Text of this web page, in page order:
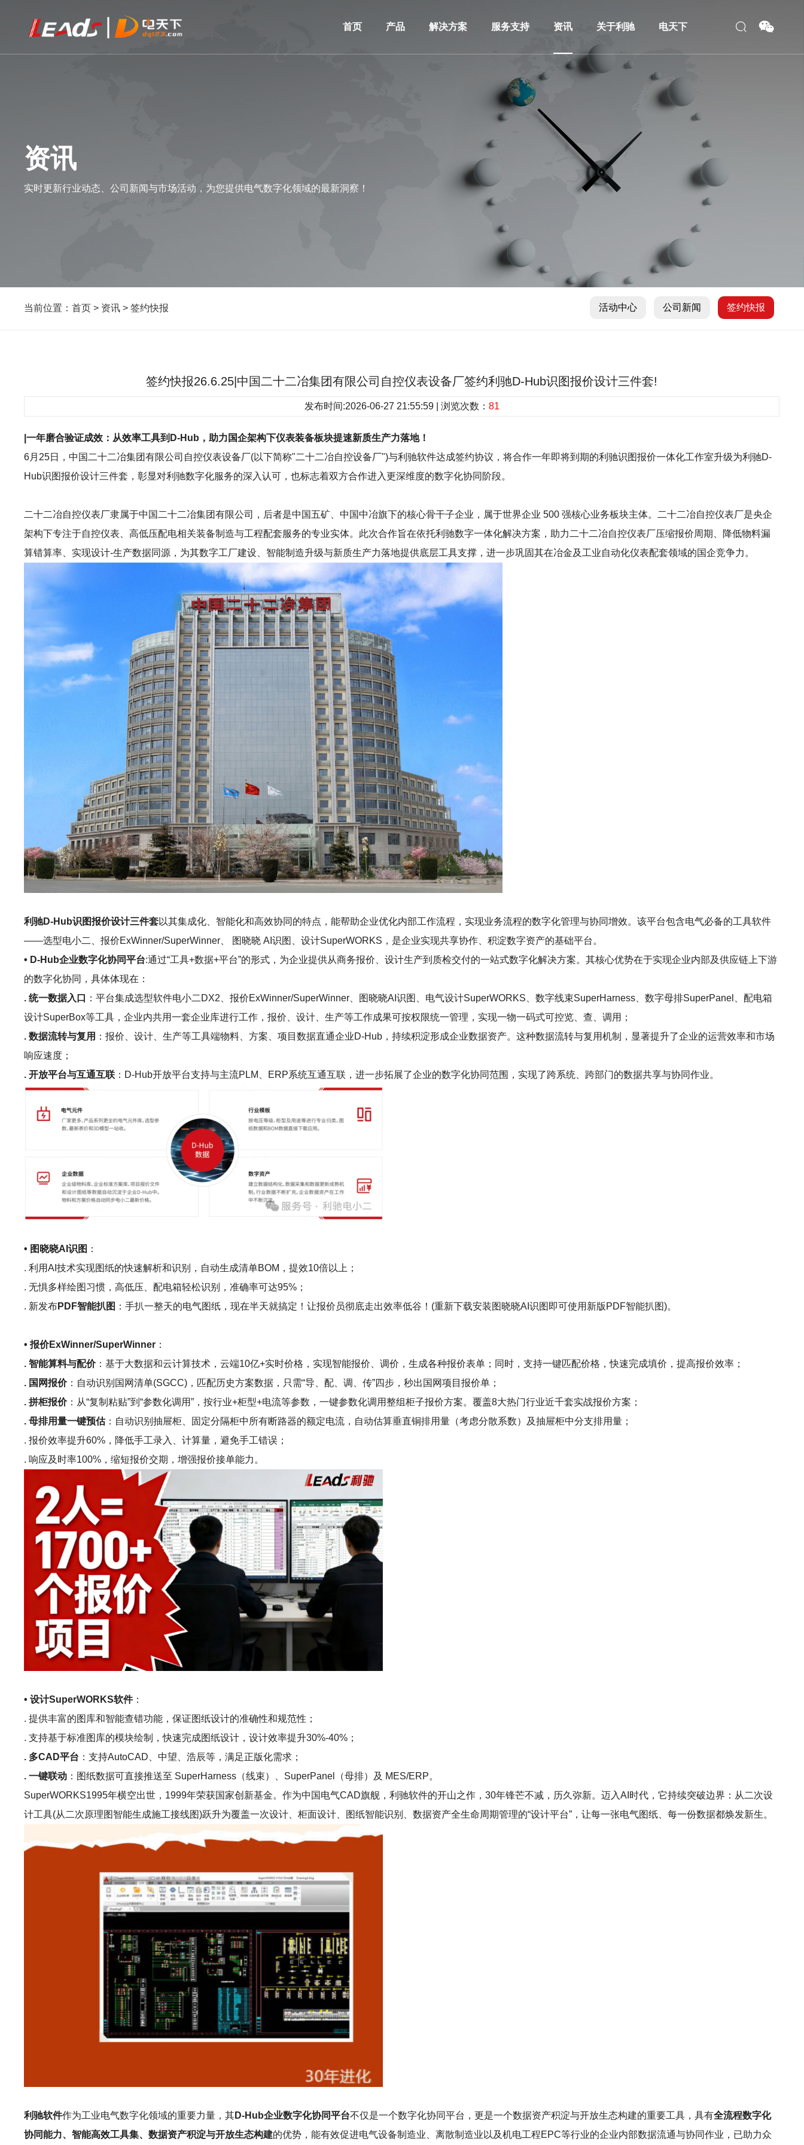
首页 产品 解决方案 服务支持 资讯 关于利驰 电天下
资讯
实时更新行业动态、公司新闻与市场活动，为您提供电气数字化领域的最新洞察！
当前位置：首页 > 资讯 >签约快报 活动中心 公司新闻 签约快报
签约快报26.6.25|中国二十二冶集团有限公司自控仪表设备厂签约利驰D-Hub识图报价设计三件套!
发布时间:2026-06-27 21:55:59 | 浏览次数： 81
|一年磨合验证成效：从效率工具到D-Hub，助力国企架构下仪表装备板块提速新质生产力落地！
6月25日，中国二十二冶集团有限公司自控仪表设备厂(以下简称"二十二冶自控设备厂")与利驰软件达成签约协议，将合作一年即将到期的利驰识图报价一体化工作室升级为利驰D-
Hub识图报价设计三件套，彰显对利驰数字化服务的深入认可，也标志着双方合作进入更深维度的数字化协同阶段。
二十二冶自控仪表厂隶属于中国二十二冶集团有限公司，后者是中国五矿、中国中冶旗下的核心骨干子企业，属于世界企业 500 强核心业务板块主体。二十二冶自控仪表厂是央企
架构下专注于自控仪表、高低压配电相关装备制造与工程配套服务的专业实体。此次合作旨在依托利驰数字一体化解决方案，助力二十二冶自控仪表厂压缩报价周期、降低物料漏
算错算率、实现设计-生产数据同源，为其数字工厂建设、智能制造升级与新质生产力落地提供底层工具支撑，进一步巩固其在冶金及工业自动化仪表配套领域的国企竞争力。
利驰D-Hub识图报价设计三件套以其集成化、智能化和高效协同的特点，能帮助企业优化内部工作流程，实现业务流程的数字化管理与协同增效。该平台包含电气必备的工具软件
——选型电小二、报价ExWinner/SuperWinner、 图晓晓 AI识图、设计SuperWORKS，是企业实现共享协作、积淀数字资产的基础平台。
• D-Hub企业数字化协同平台:通过“工具+数据+平台”的形式，为企业提供从商务报价、设计生产到质检交付的一站式数字化解决方案。其核心优势在于实现企业内部及供应链上下游
的数字化协同，具体体现在：
. 统一数据入口
：平台集成选型软件电小二DX2、报价ExWinner/SuperWinner、图晓晓AI识图、电气设计SuperWORKS、数字线束SuperHarness、数字母排SuperPanel、配电箱
设计SuperBox等工具，企业内共用一套企业库进行工作，报价、设计、生产等工作成果可按权限统一管理，实现一物一码式可控览、查、调用；
. 数据流转与复用 ：报价、设计、生产等工具端物料、方案、项目数据直通企业D-Hub，持续积淀形成企业数据资产。这种数据流转与复用机制，显著提升了企业的运营效率和市场
响应速度；
. 开放平台与互通互联 ：D-Hub开放平台支持与主流PLM、ERP系统互通互联，进一步拓展了企业的数字化协同范围，实现了跨系统、跨部门的数据共享与协同作业。
• 图晓晓AI识图 ：
. 利用AI技术实现图纸的快速解析和识别，自动生成清单BOM，提效10倍以上；
. 无惧多样绘图习惯，高低压、配电箱轻松识别，准确率可达95%；
. 新发布PDF智能扒图 ：手扒一整天的电气图纸，现在半天就搞定！让报价员彻底走出效率低谷！(重新下载安装图晓晓AI识图即可使用新版PDF智能扒图)。
• 报价ExWinner/SuperWinner ：
. 智能算料与配价：基于大数据和云计算技术，云端10亿+实时价格，实现智能报价、调价，生成各种报价表单；同时，支持一键匹配价格，快速完成填价，提高报价效率；
. 国网报价：自动识别国网清单(SGCC)，匹配历史方案数据，只需“导、配、调、传”四步，秒出国网项目报价单；
. 拼柜报价：从“复制粘贴”到“参数化调用”，按行业+柜型+电流等参数，一键参数化调用整组柜子报价方案。覆盖8大热门行业近千套实战报价方案；
. 母排用量一键预估：自动识别抽屉柜、固定分隔柜中所有断路器的额定电流，自动估算垂直铜排用量（考虑分散系数）及抽屉柜中分支排用量；
. 报价效率提升60%，降低手工录入、计算量，避免手工错误；
. 响应及时率100%，缩短报价交期，增强报价接单能力。
• 设计SuperWORKS软件：
. 提供丰富的图库和智能查错功能，保证图纸设计的准确性和规范性；
. 支持基于标准图库的模块绘制，快速完成图纸设计，设计效率提升30%-40%；
. 多CAD平台 ：支持AutoCAD、中望、浩辰等，满足正版化需求；
. 一键联动 ：图纸数据可直接推送至 SuperHarness（线束）、SuperPanel（母排）及 MES/ERP。
SuperWORKS1995年横空出世，1999年荣获国家创新基金。作为中国电气CAD旗舰，利驰软件的开山之作，30年锋芒不减，历久弥新。迈入AI时代，它持续突破边界：从二次设
计工具(从二次原理图智能生成施工接线图)跃升为覆盖一次设计、柜面设计、图纸智能识别、数据资产全生命周期管理的“设计平台”，让每一张电气图纸、每一份数据都焕发新生。
利驰软件作为工业电气数字化领域的重要力量，其D-Hub企业数字化协同平台不仅是一个数字化协同平台，更是一个数据资产积淀与开放生态构建的重要工具，具有全流程数字化
协同能力、智能高效工具集、数据资产积淀与开放生态构建的优势，能有效促进电气设备制造业、离散制造业以及机电工程EPC等行业的企业内部数据流通与协同作业，已助力众